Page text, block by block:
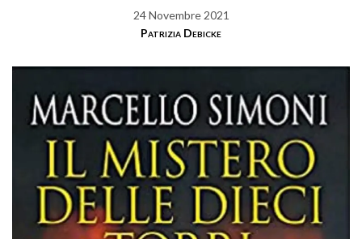
24 Novembre 2021
Patrizia Debicke